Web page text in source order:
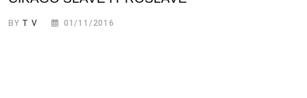
BY T V 01/11/2016